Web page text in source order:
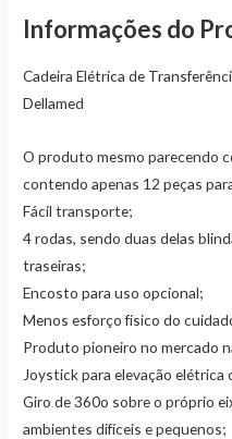
Informações do
Cadeira Elétrica de
Dellamed
O produto mesmo parecendo
contendo apenas 12 peças
Fácil transporte;
4 rodas, sendo duas delas
traseiras;
Encosto para uso opcional;
Menos esforço físico do
Produto pioneiro no mercado
Joystick para elevação
Giro de 360o sobre o próprio
ambientes difíceis e pequenos;